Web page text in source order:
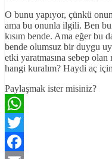
O bunu yapıyor, çünkü
ama bu onunla ilgili. Ben
kısım bende. Ama eğer bu
bende olumsuz bir duygu
etki yaratmasına sebep
hangi kuralım? Haydi aç
Paylaşmak ister misiniz?
WhatsApp
Twitter